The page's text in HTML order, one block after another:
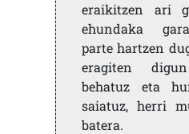
eraikitzen ari
ehundaka
parte hartzen
eragiten
behatuz eta
saiatuz, herri
batera.